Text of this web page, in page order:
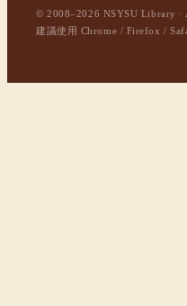
© 2008–2026 NSYSU Library ·
建議使用 Chrome / Firefox /